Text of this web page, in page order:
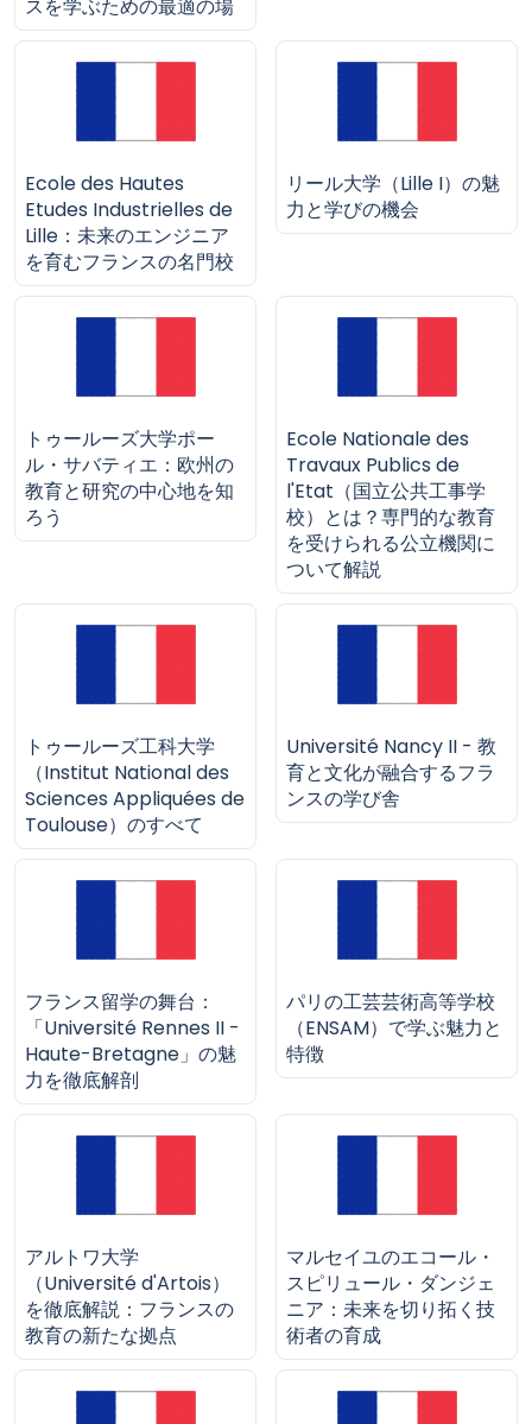
スを学ぶための最適の場
Ecole des Hautes
Etudes Industrielles de
Lille：未来のエンジニア
を育むフランスの名門校
リール大学（Lille I）の魅
力と学びの機会
トゥールーズ大学ポー
ル・サバティエ：欧州の
教育と研究の中心地を知
ろう
Ecole Nationale des
Travaux Publics de
l'Etat（国立公共工事学
校）とは？専門的な教育
を受けられる公立機関に
ついて解説
トゥールーズ工科大学
（Institut National des
Sciences Appliquées de
Toulouse）のすべて
Université Nancy II - 教
育と文化が融合するフラ
ンスの学び舎
フランス留学の舞台：
「Université Rennes II -
Haute-Bretagne」の魅
力を徹底解剖
パリの工芸芸術高等学校
（ENSAM）で学ぶ魅力と
特徴
アルトワ大学
（Université d'Artois）
を徹底解説：フランスの
教育の新たな拠点
マルセイユのエコール・
スピリュール・ダンジェ
ニア：未来を切り拓く技
術者の育成